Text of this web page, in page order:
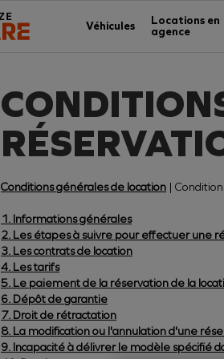
Véhicules
Locations en
agence
Conditions générales de location |
1. Informations générales
2. Les étapes à suivre pour effectuer une
3. Les contrats de location
4. Les tarifs
5. Le paiement de la réservation de la
6. Dépôt de garantie
7. Droit de rétractation
8. La modification ou l'annulation d'une
9. Incapacité à délivrer le modèle spécifié